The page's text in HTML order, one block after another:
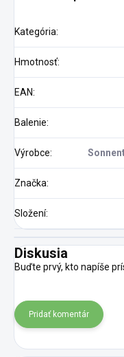
Kategória:
Hmotnosť:
EAN:
Balenie:
Výrobce:
Značka:
Složení:
Diskusia
Buďte prvý, kto napíše
Pridať komentár